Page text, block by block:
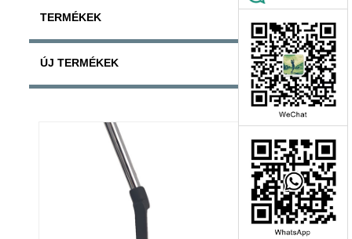
TERMÉKEK
ÚJ TERMÉKEK